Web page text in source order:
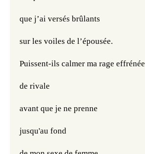
que j’ai versés brûlants
sur les voiles de l’épousée.
Puissent-ils calmer ma rage effrénée
de rivale
avant que je ne prenne
jusqu'au fond